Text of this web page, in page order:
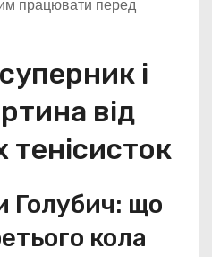
працювати перед
і
від
тенісисток
Голубич: що
кола